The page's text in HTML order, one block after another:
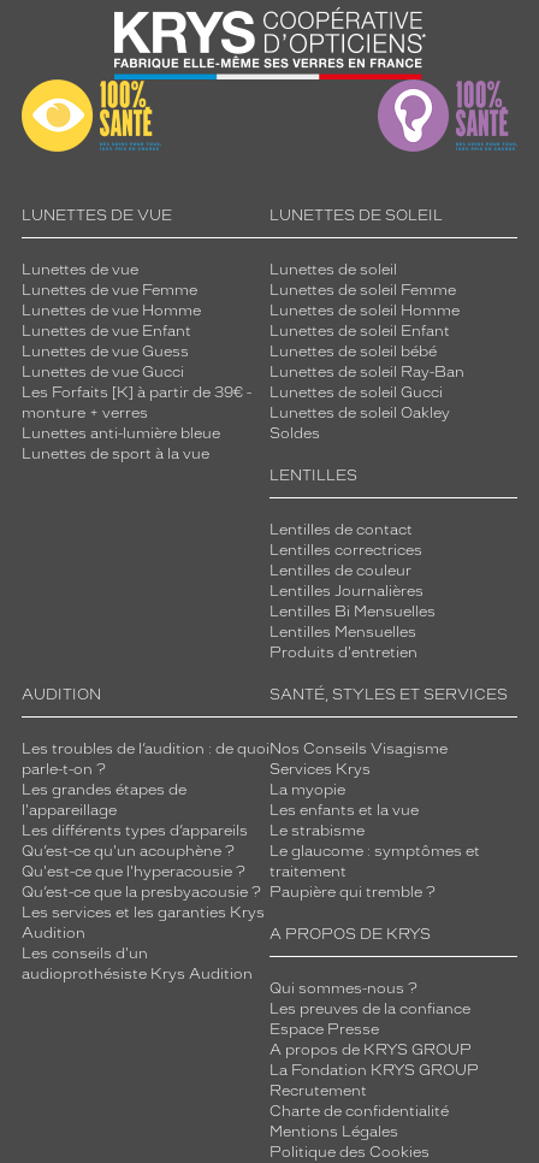
LUNETTES DE VUE
Lunettes de vue
Lunettes de vue Femme
Lunettes de vue Homme
Lunettes de vue Enfant
Lunettes de vue Guess
Lunettes de vue Gucci
Les Forfaits [K] à partir de 39€ -
monture + verres
Lunettes anti-lumière bleue
Lunettes de sport à la vue
LUNETTES DE SOLEIL
Lunettes de soleil
Lunettes de soleil Femme
Lunettes de soleil Homme
Lunettes de soleil Enfant
Lunettes de soleil bébé
Lunettes de soleil Ray-Ban
Lunettes de soleil Gucci
Lunettes de soleil Oakley
Soldes
LENTILLES
Lentilles de contact
Lentilles correctrices
Lentilles de couleur
Lentilles Journalières
Lentilles Bi Mensuelles
Lentilles Mensuelles
Produits d'entretien
AUDITION
Les troubles de l’audition : de quoi
parle-t-on ?
Les grandes étapes de
l'appareillage
Les différents types d’appareils
Qu’est-ce qu'un acouphène ?
Qu'est-ce que l'hyperacousie ?
Qu’est-ce que la presbyacousie ?
Les services et les garanties Krys
Audition
Les conseils d'un
audioprothésiste Krys Audition
SANTÉ, STYLES ET SERVICES
Nos Conseils Visagisme
Services Krys
La myopie
Les enfants et la vue
Le strabisme
Le glaucome : symptômes et
traitement
Paupière qui tremble ?
A PROPOS DE KRYS
Qui sommes-nous ?
Les preuves de la confiance
Espace Presse
A propos de KRYS GROUP
La Fondation KRYS GROUP
Recrutement
Charte de confidentialité
Mentions Légales
Politique des Cookies